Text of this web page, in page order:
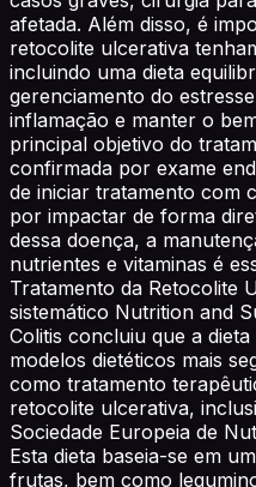
afetada. Além disso, é
retocolite ulcerativa
incluindo uma dieta
gerenciamento do
inflamação e manter o
principal objetivo do
confirmada por exame
de iniciar tratamento com
por impactar de forma
dessa doença, a
nutrientes e vitaminas é
Tratamento da Retocolite
sistemático Nutrition and
Colitis concluiu que a
modelos dietéticos mais
como tratamento
retocolite ulcerativa,
Sociedade Europeia de
Esta dieta baseia-se em
frutas, bem como